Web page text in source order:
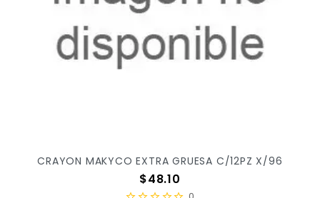
CRAYON MAKYCO EXTRA GRUESA C/12PZ X/96
Precio
$48.10